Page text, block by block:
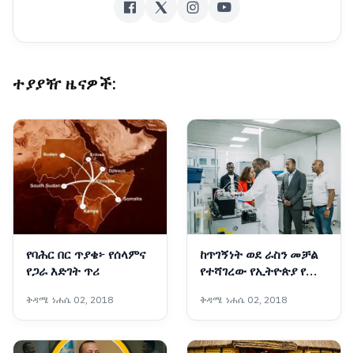
ተያያዥ ዜናዎች:
የባሕር በር ጥያቄ፦ የሰላምና
የጋራ እድገት ጥሪ
ቅዳሜ ነሐሴ 02, 2018
ከጥገኝነት ወደ ራስን መቻል
የተሻገረው የኢትዮጵያ የጤና
ቅዳሜ ነሐሴ 02, 2018